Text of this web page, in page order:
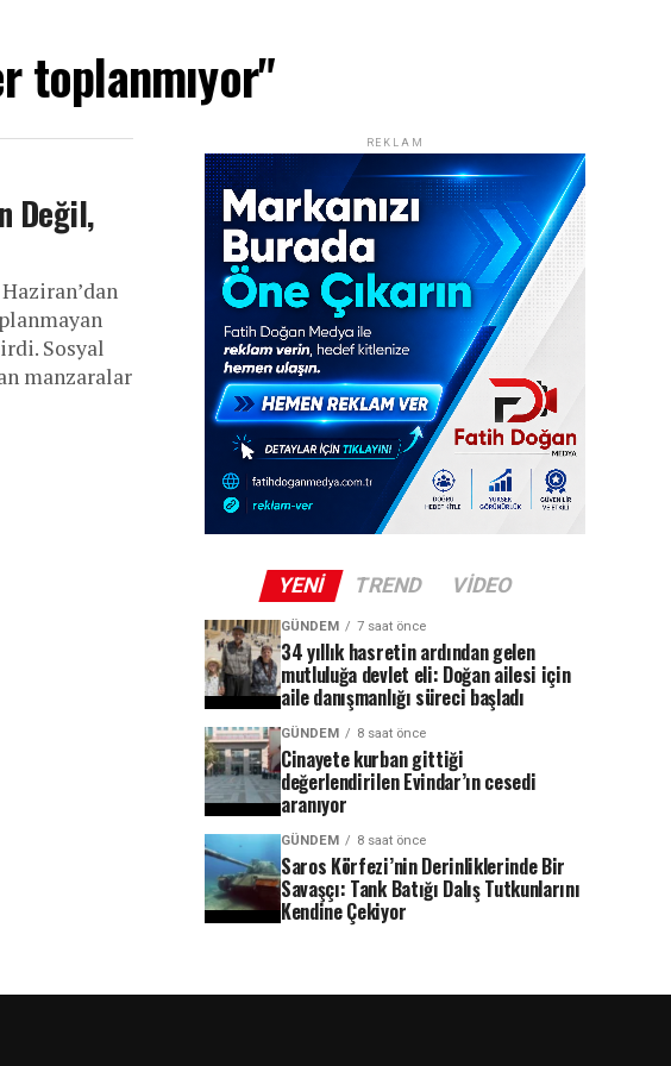
toplanmıyor"
Değil,
Sosyal
manzaralar
REKLAM
YENI TREND VIDEO
GÜNDEM 7 saat önce
34 yıllık hasretin ardından gelen
mutluluğa devlet eli: Doğan ailesi için
aile danışmanlığı süreci başladı
GÜNDEM 8 saat önce
Cinayete kurban gittiği
değerlendirilen Evindar’ın cesedi
aranıyor
GÜNDEM 8 saat önce
Saros Körfezi’nin Derinliklerinde Bir
Savaşçı: Tank Batığı Dalış Tutkunlarını
Kendine Çekiyor